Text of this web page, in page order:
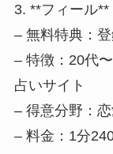
3. **フィール**
– 無料特典：
– 特徴：20代
占いサイト
– 得意分野：
– 料金：1分